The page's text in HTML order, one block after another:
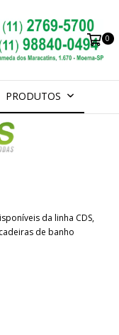
0
PRODUTOS
da linha CDS,
de banho